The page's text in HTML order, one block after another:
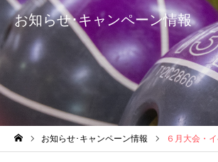
お知らせ･キャンペーン情報
お知らせ･キャンペーン情報 ６月大会・イベン